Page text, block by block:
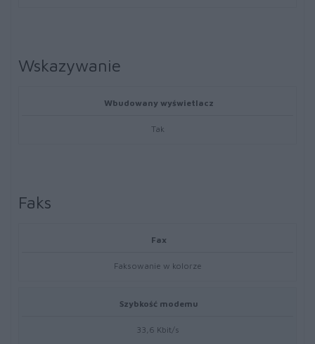
Wskazywanie
Wbudowany wyświetlacz
Tak
Faks
Fax
Faksowanie w kolorze
Szybkość modemu
33,6 Kbit/s